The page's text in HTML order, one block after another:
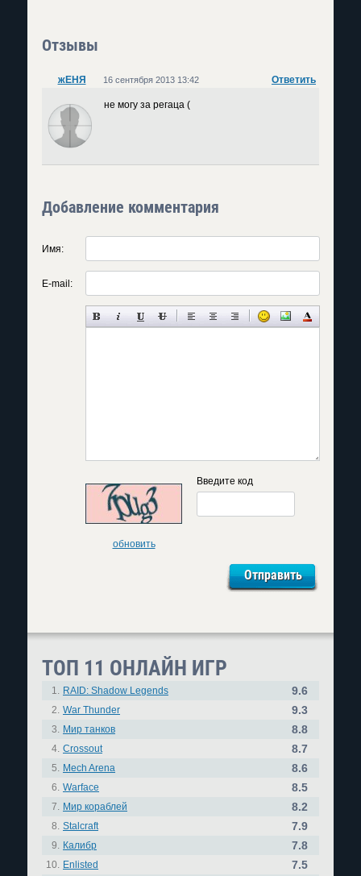
Отзывы
жЕНЯ Ответить
16 сентября 2013 13:42
не могу за регаца (
Добавление комментария
Имя:
E-mail:
обновить
Введите код
ТОП 11 ОНЛАЙН ИГР
1. RAID: Shadow Legends 9.6
2. War Thunder 9.3
3. Мир танков 8.8
4. Crossout 8.7
5. Mech Arena 8.6
6. Warface 8.5
7. Мир кораблей 8.2
8. Stalcraft 7.9
9. Калибр 7.8
10. Enlisted 7.5